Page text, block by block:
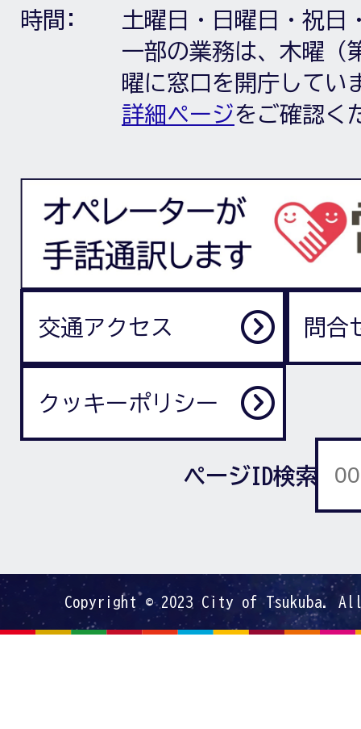
時間:
土曜日・日曜日・祝日
一部の業務は、木曜（
曜に窓口を開庁してい
詳細ページをご確認く
交通アクセス 問合
クッキーポリシー
ページID検索
Copyright © 2023 City of Tsukuba.